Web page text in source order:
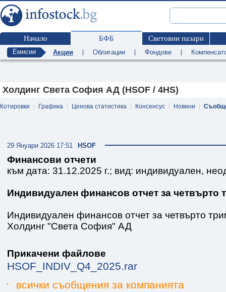
Начало БФБ Световни пазари
Емисии Акции Облигации Фондове
Холдинг Света София АД (HSOF / 4HS)
Котировки Графика Ценова статистика Консенсус Новини
HSOF
29 Януари 2026 17:51
Финансови отчети
към дата: 31.12.2025 г.; вид: индивидуален,
Индивидуален финансов отчет за четвърто
Индивидуален финансов отчет за четвърто
Холдинг "Света София" АД
Прикачени файлове
HSOF_INDIV_Q4_2025.rar
всички съобщения за компанията